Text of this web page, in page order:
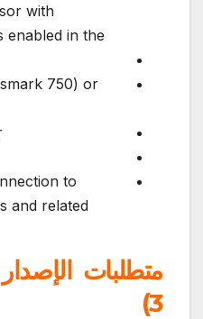
with
enabled in the
750) or
to
and related
متطلبات
3)